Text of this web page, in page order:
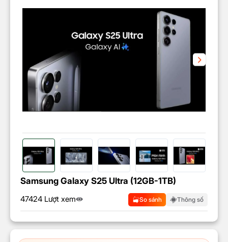
Samsung Galaxy S25 Ultra (12GB-1TB)
47424 Lượt xem So sánh Thông số